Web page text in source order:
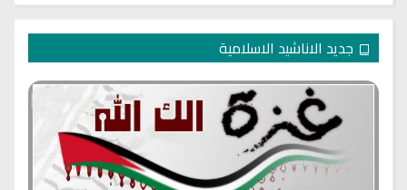
جديد الاناشيد الاسلامية